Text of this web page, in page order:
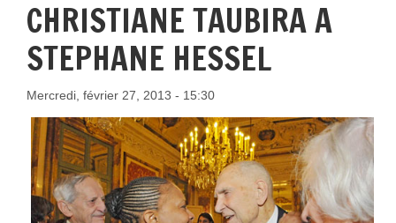
CHRISTIANE TAUBIRA A
STEPHANE HESSEL
Mercredi, février 27, 2013 - 15:30